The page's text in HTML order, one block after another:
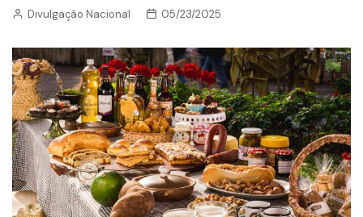
Divulgação Nacional 05/23/2025